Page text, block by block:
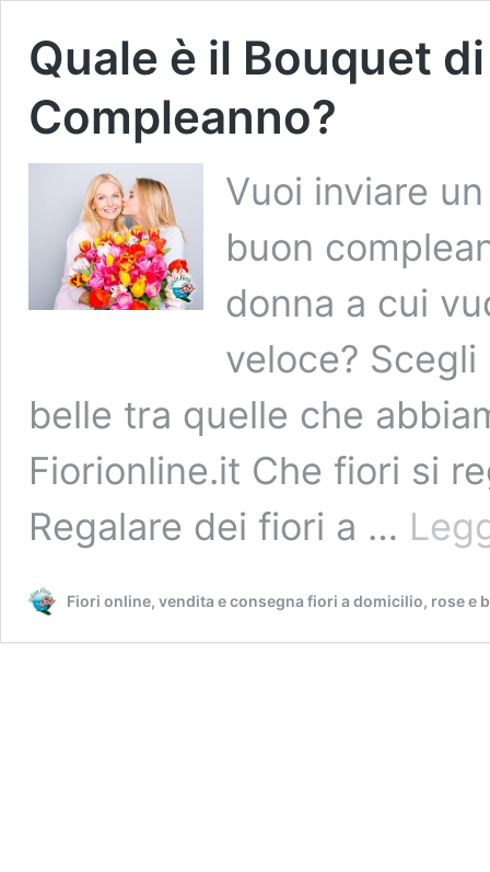
Quale è il Bouquet
Compleanno?
Vuoi inviare
buon
donna a cui
veloce?
belle tra quelle che
Fiorionline.it Che fiori si
Regalare dei fiori a …
Fiori online, vendita e consegna fiori a domicilio, rose e